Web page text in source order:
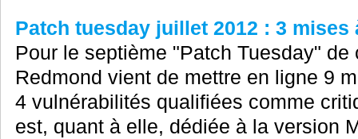
Patch tuesday juillet 2012 : 3
Pour le septième "Patch Tuesday"
Redmond vient de mettre en ligne 9
4 vulnérabilités qualifiées comme
est, quant à elle, dédiée à la version